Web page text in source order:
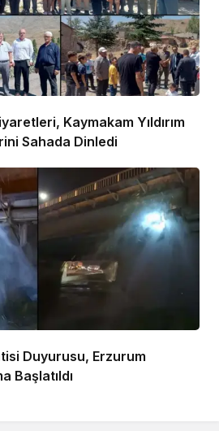
Kaymakam Yıldırım
Sahada Dinledi
Duyurusu, Erzurum
Başlatıldı